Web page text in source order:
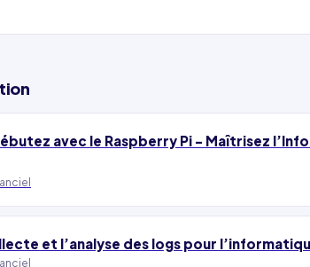
avec le Raspberry Pi - Maîtrisez
et l’analyse des logs pour